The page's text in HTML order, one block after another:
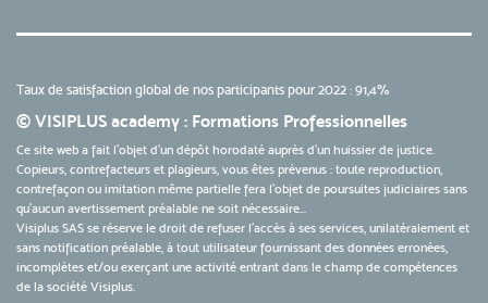
Taux de satisfaction global de nos participants pour 2022 : 91,4%
© VISIPLUS academy : Formations Professionnelles
Ce site web a fait l'objet d'un dépôt horodaté auprès d'un huissier de justice.
Copieurs, contrefacteurs et plagieurs, vous êtes prévenus : toute reproduction,
contrefaçon ou imitation même partielle fera l'objet de poursuites judiciaires sans
qu’aucun avertissement préalable ne soit nécessaire...
Visiplus SAS se réserve le droit de refuser l'accès à ses services, unilatéralement et
sans notification préalable, à tout utilisateur fournissant des données erronées,
incomplètes et/ou exerçant une activité entrant dans le champ de compétences
de la société Visiplus.